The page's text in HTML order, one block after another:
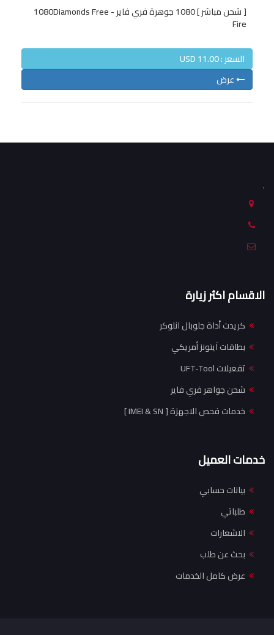
[ شحن مباشر ] 1080 جوهرة فري فاير - 1080Diamonds Free
Fire
السعر : 11.00 USD
عرض
.
الاقسام اكثر زيارة
كريدت أداة جلوبال انلوكر
بطاقات آيتونز أمريكي
تفعيلات UFT-Tool
شحن جواهر فري فاير
خدمات فحص الاجهزة [ IMEI & SN ]
خدمات العميل
بيانات حسابي
طلباتي
الاشعارات
بحث عن طلب
عرض كامل الخدمات